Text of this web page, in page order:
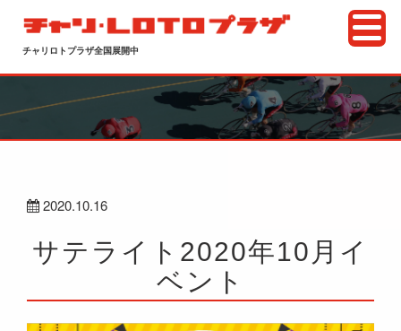
チャリロトプラザ全国展開中
2020.10.16
サテライト2020年10月イ
ベント